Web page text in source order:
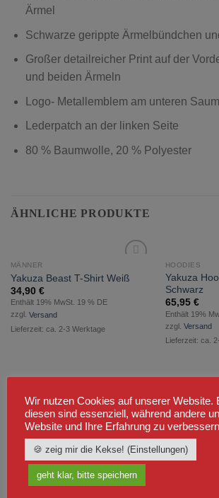
Ärmel
Schwarze gerippte Ärmelbündchen
Großer detailreicher Print auf der
und beiden Ärmeln
Logo- Metallemblem am unteren Saum
Lederpatch an der linken Seite
80 % Baumwolle, 20 % Polyester
ÄHNLICHE PRODUKTE
Wunschliste
MÄNNER
Yakuza Beast T-Shirt Weiß
34,90 €
Enthält 19% MwSt. 19 % DE
zzgl. Versand
Lieferzeit: ca. 2-3 Werktage
HOODIES
Yakuza
Schwarz
65,95 €
Enthält 19%
zzgl. Versand
Lieferzeit: ca.
Wir nutzen Cookies auf unserer Website.
diesen sind essenziell, während andere
Website und Ihre Erfahrung zu
🍪 zeig mir die Kekse! (Einstellungen)
geht klar, bitte speichern